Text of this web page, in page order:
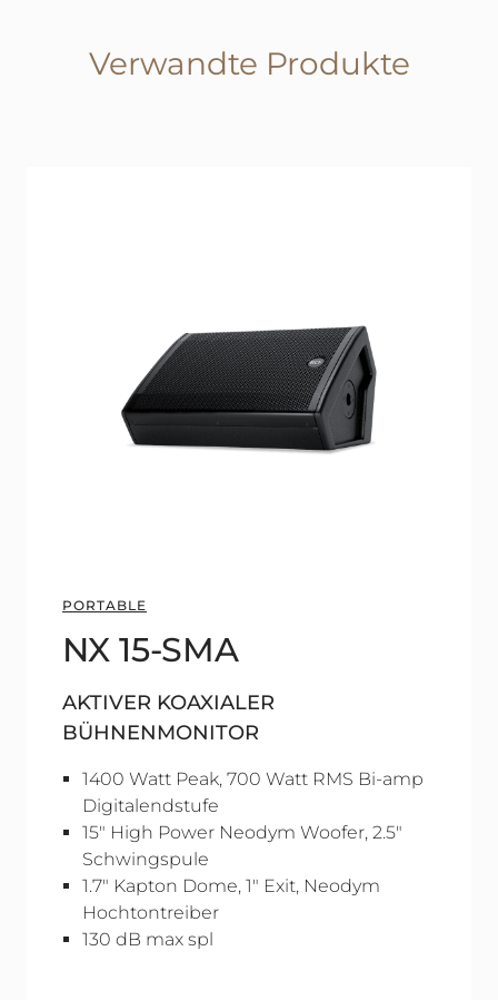
Verwandte Produkte
PORTABLE
NX 15-SMA
AKTIVER KOAXIALER
BÜHNENMONITOR
1400 Watt Peak, 700 Watt RMS Bi-amp
Digitalendstufe
15" High Power Neodym Woofer, 2.5"
Schwingspule
1.7" Kapton Dome, 1" Exit, Neodym
Hochtontreiber
130 dB max spl